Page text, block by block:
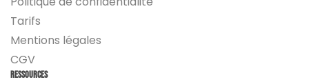
Tarifs
Mentions légales
CGV
Ressources